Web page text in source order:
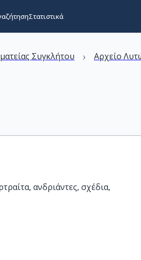
Στατιστικά
Συγκλήτου › Αρχείο
ανδριάντες, σχέδια,